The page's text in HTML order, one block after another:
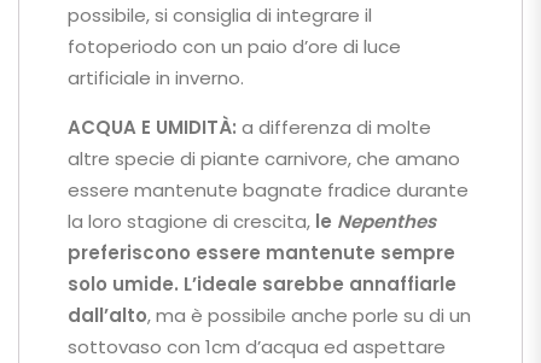
possibile, si consiglia di integrare il
fotoperiodo con un paio d’ore di luce
artificiale in inverno.
ACQUA E UMIDITÀ: a differenza di molte
altre specie di piante carnivore, che amano
essere mantenute bagnate fradice durante
la loro stagione di crescita, le Nepenthes
preferiscono essere mantenute sempre
solo umide. L’ideale sarebbe annaffiarle
dall’alto, ma è possibile anche porle su di un
sottovaso con 1cm d’acqua ed aspettare